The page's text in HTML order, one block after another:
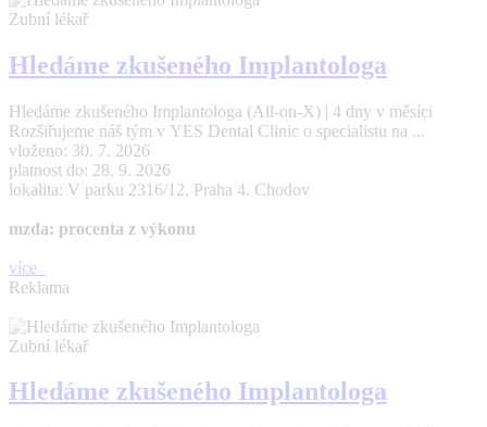
Zubní lékař
Hledáme zkušeného Implantologa
Hledáme zkušeného Implantologa (All-on-X) | 4 dny v měsíci
Rozšiřujeme náš tým v YES Dental Clinic o specialistu na ...
vloženo: 30. 7. 2026
platnost do: 28. 9. 2026
lokalita: V parku 2316/12, Praha 4. Chodov
mzda: procenta z výkonu
více
Reklama
Zubní lékař
Hledáme zkušeného Implantologa